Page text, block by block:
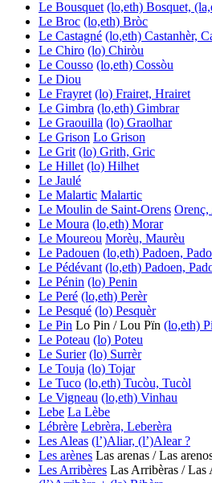
Le Bousquet (lo,eth) Bosquet,
Le Broc (lo,eth) Bròc
Le Castagné (lo,eth) Castanhèr,
Le Chiro (lo) Chiròu
Le Cousso (lo,eth) Cossòu
Le Diou
Le Frayret (lo) Frairet, Hrairet
Le Gimbra (lo,eth) Gimbrar
Le Graouilla (lo) Graolhar
Le Grison Lo Grison
Le Grit (lo) Grith, Gric
Le Hillet (lo) Hilhet
Le Jaulé
Le Malartic Malartic
Le Moulin de Saint-Orens Orenç,
Le Moura (lo,eth) Morar
Le Moureou Morèu, Maurèu
Le Padouen (lo,eth) Padoen,
Le Pédévant (lo,eth) Padoen,
Le Pénin (lo) Penin
Le Peré (lo,eth) Perèr
Le Pesqué (lo) Pesquèr
Le Pin Lo Pin / Lou Pïn (lo,eth)
Le Poteau (lo) Poteu
Le Surier (lo) Surrèr
Le Touja (lo) Tojar
Le Tuco (lo,eth) Tucòu, Tucòl
Le Vigneau (lo,eth) Vinhau
Lebe La Lèbe
Lébrère Lebrèra, Leberèra
Les Aleas (l’)Aliar, (l’)Alear ?
Les arènes Las arenas / Las
Les Arribères Las Arribèras / Las